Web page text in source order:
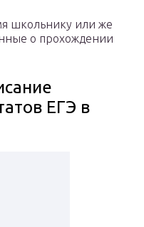
школьнику или же
о прохождении
ЕГЭ в